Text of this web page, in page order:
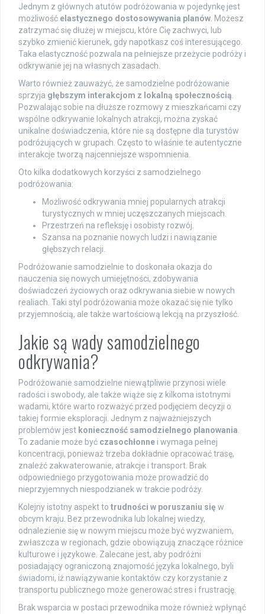
Jednym z głównych atutów podróżowania w pojedynkę jest
możliwość elastycznego dostosowywania planów. Możesz
zatrzymać się dłużej w miejscu, które Cię zachwyci, lub
szybko zmienić kierunek, gdy napotkasz coś interesującego.
Taka elastyczność pozwala na pełniejsze przeżycie podróży i
odkrywanie jej na własnych zasadach.
Warto również zauważyć, że samodzielne podróżowanie
sprzyja głębszym interakcjom z lokalną społecznością.
Pozwalając sobie na dłuższe rozmowy z mieszkańcami czy
wspólne odkrywanie lokalnych atrakcji, można zyskać
unikalne doświadczenia, które nie są dostępne dla turystów
podróżujących w grupach. Często to właśnie te autentyczne
interakcje tworzą najcenniejsze wspomnienia.
Oto kilka dodatkowych korzyści z samodzielnego
podróżowania:
Możliwość odkrywania mniej popularnych atrakcji
turystycznych w mniej uczęszczanych miejscach.
Przestrzeń na refleksję i osobisty rozwój.
Szansa na poznanie nowych ludzi i nawiązanie
głębszych relacji.
Podróżowanie samodzielnie to doskonała okazja do
nauczenia się nowych umiejętności, zdobywania
doświadczeń życiowych oraz odkrywania siebie w nowych
realiach. Taki styl podróżowania może okazać się nie tylko
przyjemnością, ale także wartościową lekcją na przyszłość.
Jakie są wady samodzielnego
odkrywania?
Podróżowanie samodzielne niewątpliwie przynosi wiele
radości i swobody, ale także wiąże się z kilkoma istotnymi
wadami, które warto rozważyć przed podjęciem decyzji o
takiej formie eksploracji. Jednym z najważniejszych
problemów jest konieczność samodzielnego planowania.
To zadanie może być czasochłonne i wymaga pełnej
koncentracji, ponieważ trzeba dokładnie opracować trasę,
znaleźć zakwaterowanie, atrakcje i transport. Brak
odpowiedniego przygotowania może prowadzić do
nieprzyjemnych niespodzianek w trakcie podróży.
Kolejny istotny aspekt to trudności w poruszaniu się w
obcym kraju. Bez przewodnika lub lokalnej wiedzy,
odnalezienie się w nowym miejscu może być wyzwaniem,
zwłaszcza w regionach, gdzie obowiązują znaczące różnice
kulturowe i językowe. Zalecane jest, aby podróżni
posiadający ograniczoną znajomość języka lokalnego, byli
świadomi, iż nawiązywanie kontaktów czy korzystanie z
transportu publicznego może generować stres i frustrację.
Brak wsparcia w postaci przewodnika może również wpłynąć